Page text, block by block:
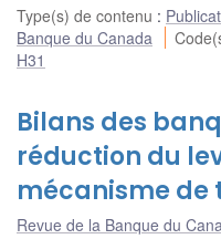
Type(s) de contenu :
Banque du Canada
H31
Bilans des
réduction du
mécanisme de
Revue de la Banque du